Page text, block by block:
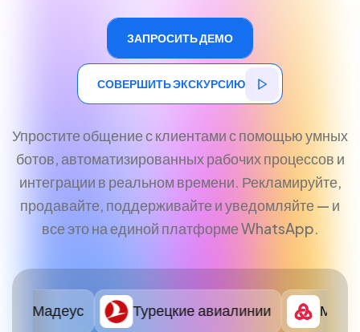
ЗАПРОСИТЬ ДЕМО
ЗАПРОСИТЬ ДЕМО
СОВЕРШИТЬ ЭКСКУРСИЮ
Упростите общение с клиентами с помощью умных
ботов, автоматизированных рабочих процессов и
интеграции в реальном времени. Рекламируйте,
продавайте, поддерживайте и уведомляйте — и
все это на единой платформе WhatsApp.
АМадеус Турецкие авиалинии